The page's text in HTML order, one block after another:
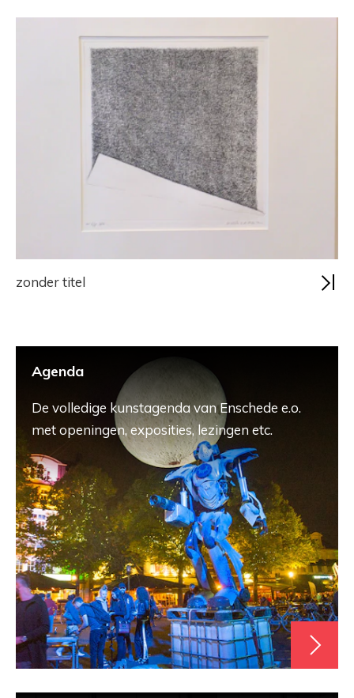
zonder titel
Agenda
De volledige kunstagenda van Enschede e.o.
met openingen, exposities, lezingen etc.